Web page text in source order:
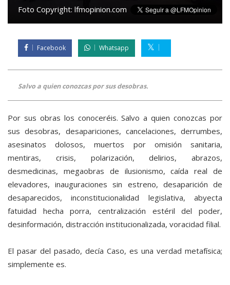
Foto Copyright: lfmopinion.com
Facebook Whatsapp
Salvo a quien conozcas por sus desobras.
Por sus obras los conoceréis. Salvo a quien conozcas por
sus desobras, desapariciones, cancelaciones, derrumbes,
asesinatos dolosos, muertos por omisión sanitaria,
mentiras, crisis, polarización, delirios, abrazos,
desmedicinas, megaobras de ilusionismo, caída real de
elevadores, inauguraciones sin estreno, desaparición de
desaparecidos, inconstitucionalidad legislativa, abyecta
fatuidad hecha porra, centralización estéril del poder,
desinformación, distracción institucionalizada, voracidad filial.
El pasar del pasado, decía Caso, es una verdad metafísica;
simplemente es.